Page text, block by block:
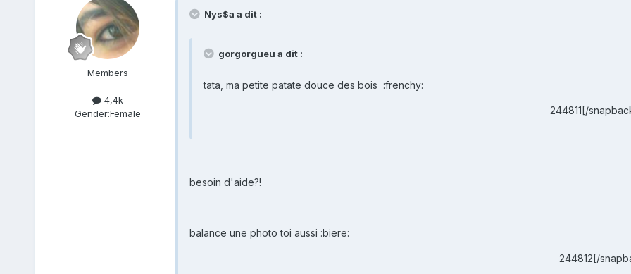
Members
4,4k
Gender:Female
Nys$a a dit :
gorgorgueu a dit :
tata, ma petite patate douce des bois :frenchy:
244811[/
besoin d'aide?!
balance une photo toi aussi :biere:
244812[/